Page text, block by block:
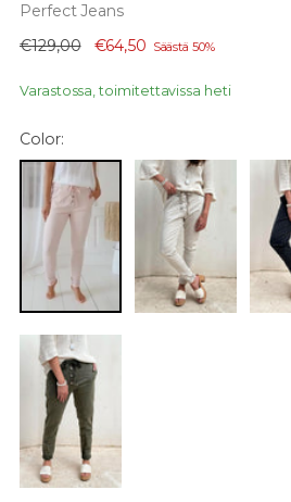
Perfect Jeans
Normaali
€129,00 €64,50 Säästä 50%
Varastossa, toimitettavissa heti
Color: